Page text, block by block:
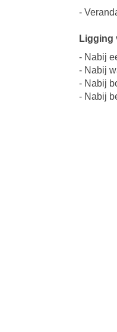
-
Ligging
- Nabij
- Nabij
- Nabij
- Nabij